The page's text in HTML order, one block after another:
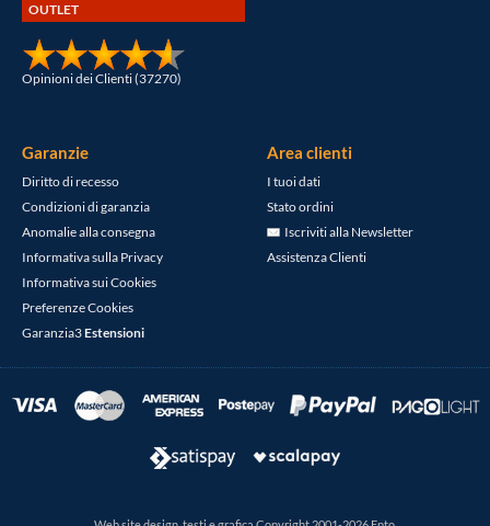
OUTLET
Opinioni dei Clienti (37270)
Garanzie
Diritto di recesso
Condizioni di garanzia
Anomalie alla consegna
Informativa sulla Privacy
Informativa sui Cookies
Preferenze Cookies
Garanzia3Estensioni
Area clienti
I tuoi dati
Stato ordini
Iscriviti alla Newsletter
Assistenza Clienti